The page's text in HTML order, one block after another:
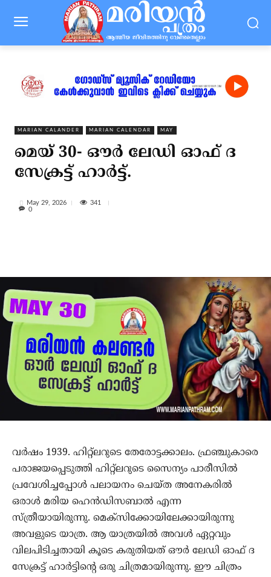
MARIAN CALANDER MARIAN CALENDAR MAY
മെയ് 30- ഔര്‍ ലേഡി ഓഫ് ദ
സേക്രട്ട് ഹാര്‍ട്ട്.
May 29, 2026
341
0
വര്‍ഷം 1939. ഹിറ്റ്‌ലറുടെ തേരോട്ടക്കാലം. ഫ്രഞ്ചുകാരെ
പരാജയപ്പെടുത്തി ഹിറ്റ്‌ലറുടെ സൈന്യം പാരീസില്‍
പ്രവേശിച്ചപ്പോള്‍ പലായനം ചെയ്ത അനേകരില്‍
ഒരാള്‍ മരിയ ഹെന്‍ഡിസബാല്‍ എന്ന
സ്ത്രീയായിരുന്നു. മെക്‌സിക്കോയിലേക്കായിരുന്നു
അവളുടെ യാത്ര. ആ യാത്രയില്‍ അവള്‍ ഏറ്റവും
വിലപിടിച്ചതായി കൂടെ കരുതിയത് ഔര്‍ ലേഡി ഓഫ് ദ
സേക്രട്ട് ഹാര്‍ട്ടിന്റെ ഒരു ചിത്രമായിരുന്നു. ഈ ചിത്രം